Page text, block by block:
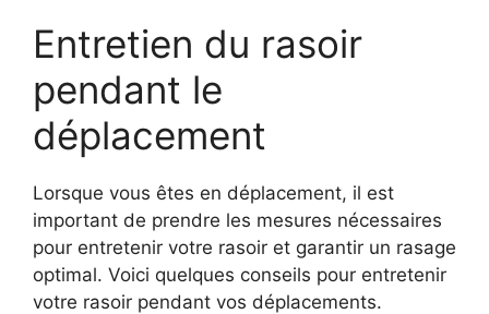
Entretien du rasoir
pendant le
déplacement
Lorsque vous êtes en déplacement, il est
important de prendre les mesures nécessaires
pour entretenir votre rasoir et garantir un rasage
optimal. Voici quelques conseils pour entretenir
votre rasoir pendant vos déplacements.